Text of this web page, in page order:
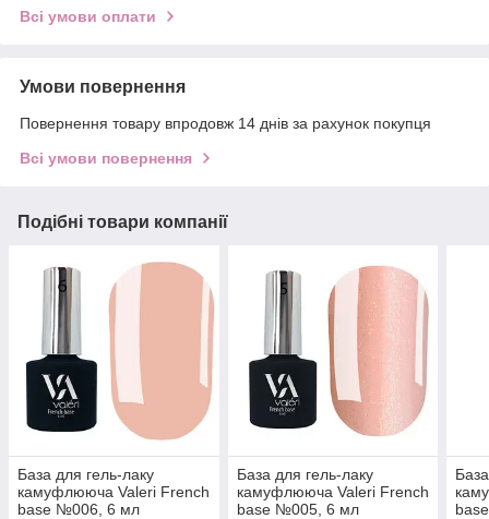
Всі умови оплати
Умови повернення
Повернення товару впродовж 14 днів за рахунок покупця
Всі умови повернення
Подібні товари компанії
База для гель-лаку
камуфлююча Valeri French
base №006, 6 мл
База для гель-лаку
камуфлююча Valeri French
base №005, 6 мл